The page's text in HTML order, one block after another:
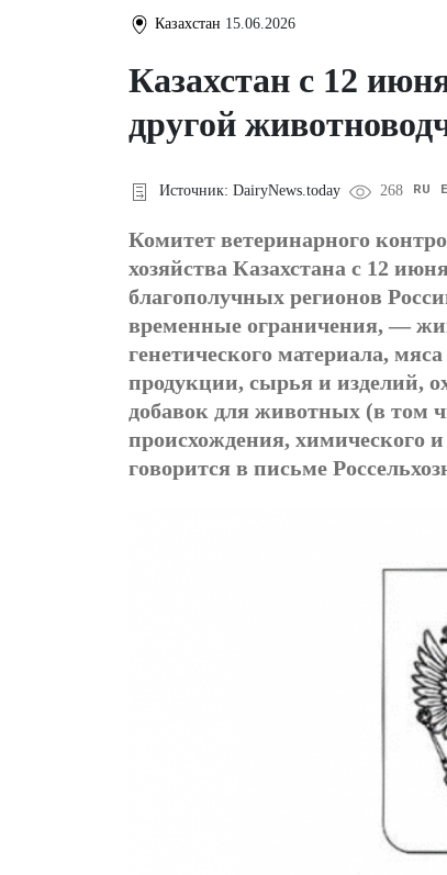
Казахстан 15.06.2026
Казахстан с 12
другой
Источник: DairyNews.today 268 RU
Комитет ветеринарного
хозяйства Казахстана с 12
благополучных регионов
временные ограничения, —
генетического материала,
продукции, сырья и изделий,
добавок для животных (в том
происхождения, химического
говорится в письме